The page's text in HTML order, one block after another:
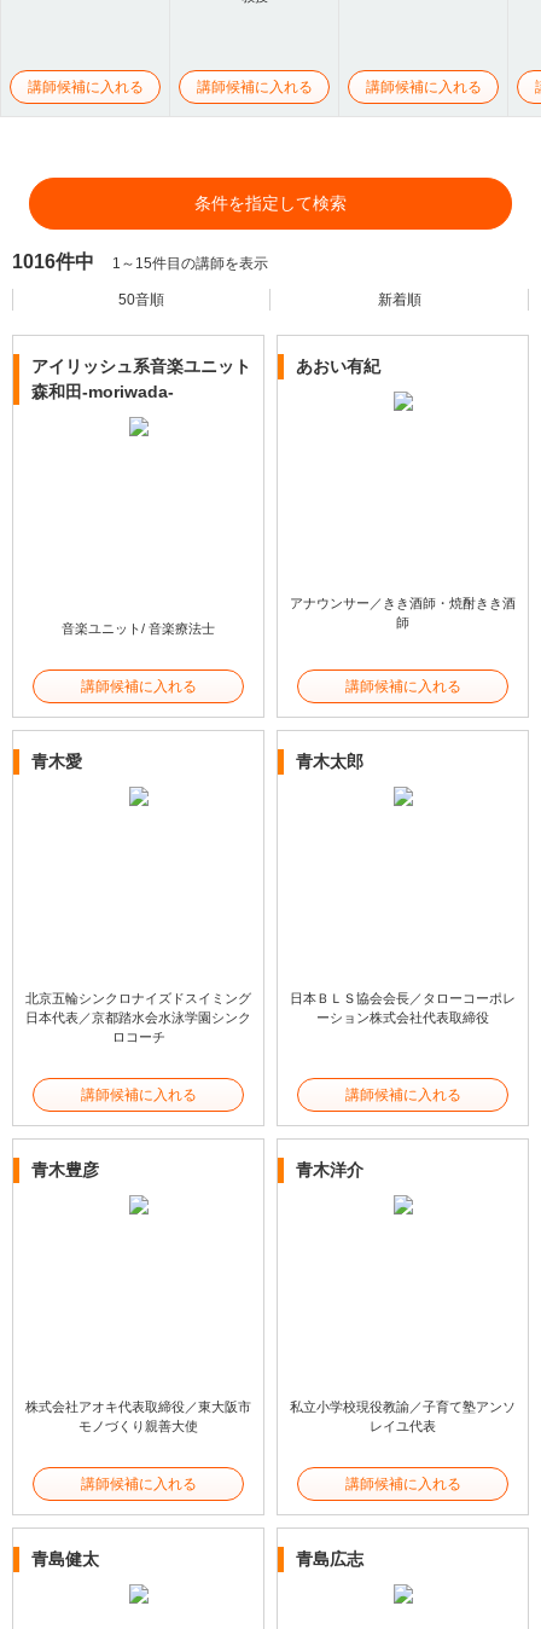
講師候補に入れる 講師候補に入れる 講師候補に入れる
条件を指定して検索
1016件中 1～15件目の講師を表示
50音順 新着順
アイリッシュ系音楽ユニット
森和田-moriwada-
音楽ユニット/ 音楽療法士
講師候補に入れる
あおい有紀
アナウンサー／きき酒師・焼酎きき酒
師
講師候補に入れる
青木愛
北京五輪シンクロナイズドスイミング
日本代表／京都踏水会水泳学園シンク
ロコーチ
講師候補に入れる
青木太郎
日本ＢＬＳ協会会長／タローコーポレ
ーション株式会社代表取締役
講師候補に入れる
青木豊彦
株式会社アオキ代表取締役／東大阪市
モノづくり親善大使
講師候補に入れる
青木洋介
私立小学校現役教諭／子育て塾アンソ
レイユ代表
講師候補に入れる
青島健太 青島広志